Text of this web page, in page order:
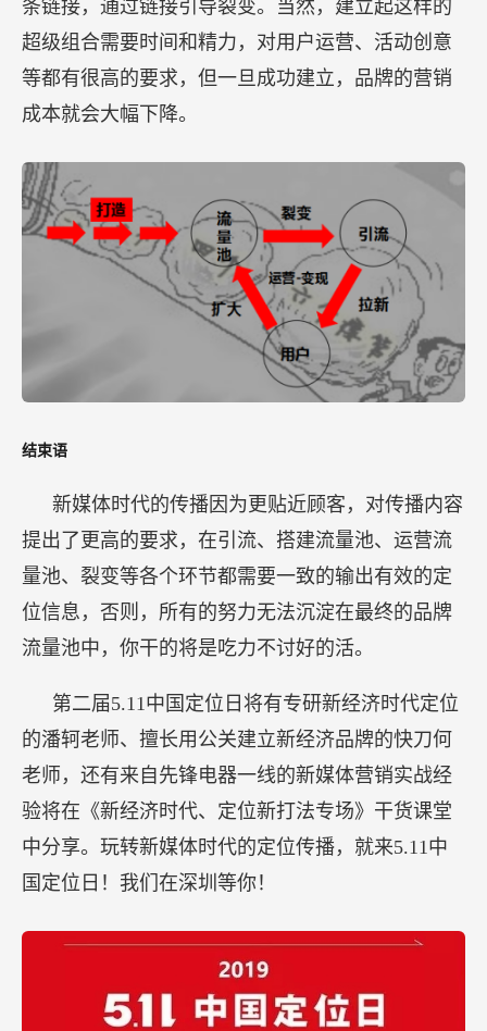
条链接，通过链接引导裂变。当然，建立起这样的
超级组合需要时间和精力，对用户运营、活动创意
等都有很高的要求，但一旦成功建立，品牌的营销
成本就会大幅下降。
结束语
新媒体时代的传播因为更贴近顾客，对传播内容
提出了更高的要求，在引流、搭建流量池、运营流
量池、裂变等各个环节都需要一致的输出有效的定
位信息，否则，所有的努力无法沉淀在最终的品牌
流量池中，你干的将是吃力不讨好的活。
第二届5.11中国定位日将有专研新经济时代定位
的潘轲老师、擅长用公关建立新经济品牌的快刀何
老师，还有来自先锋电器一线的新媒体营销实战经
验将在《新经济时代、定位新打法专场》干货课堂
中分享。玩转新媒体时代的定位传播，就来5.11中
国定位日！我们在深圳等你！